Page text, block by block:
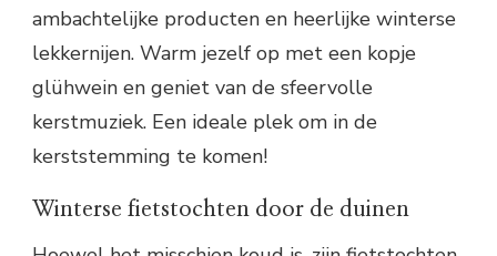
ambachtelijke producten en heerlijke winterse
lekkernijen. Warm jezelf op met een kopje
glühwein en geniet van de sfeervolle
kerstmuziek. Een ideale plek om in de
kerststemming te komen!
Winterse fietstochten door de duinen